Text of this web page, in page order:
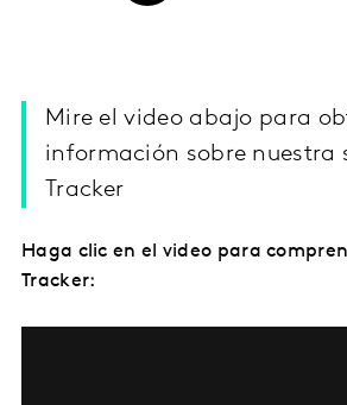
Mire el video abajo para
información sobre nuestra
Tracker
Haga clic en el video para
Tracker: